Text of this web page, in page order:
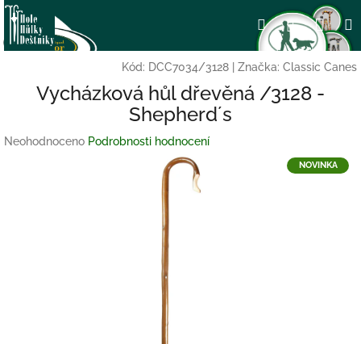
Přejít
na
obsah
HledatPřihlášení
Kód: DCC7034/3128 Značka: Classic Canes
Vycházková hůl dřevěná /3128 -
Shepherd´s
Průměrné
Neohodnoceno Podrobnosti hodnocení
NOVINKA